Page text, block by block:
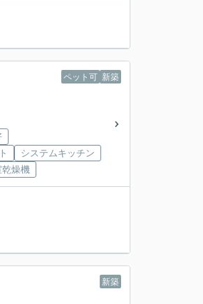
ペット可 新築
システムキッチン
乾燥機
新築